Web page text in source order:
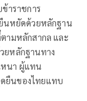
าราชการ
นหยัดด้วยหลักฐาน
ามหลักสากล และ
ยหลักฐานทาง
หนา ผู้แทน
ยืนของไทยแทบ